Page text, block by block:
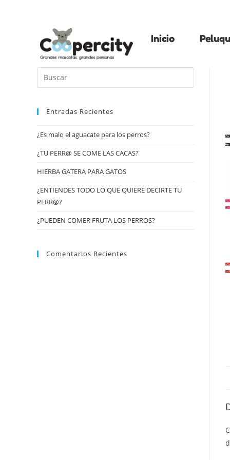
Inicio
Entradas Recientes
¿Es malo el aguacate para los perros?
¿TU PERR@ SE COME LAS CACAS?
HIERBA GATERA PARA GATOS
¿ENTIENDES TODO LO QUE QUIERE DECIRTE TU
PERR@?
¿PUEDEN COMER FRUTA LOS PERROS?
Comentarios Recientes